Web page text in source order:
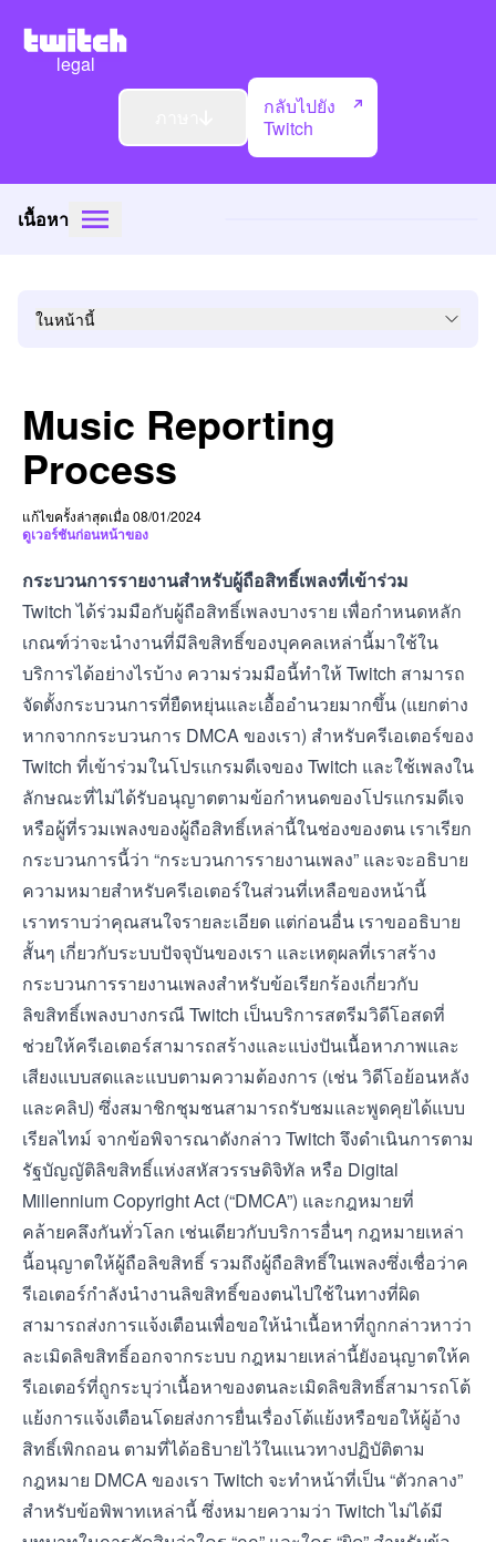
legal
กลับไปยัง
Twitch
เนื้อหา
Music Reporting
Process
ในหน้านี้
แก้ไขครั้งล่าสุดเมื่อ 08/01/2024
ดูเวอร์ชันก่อนหน้าของ
กระบวนการรายงานสำหรับผู้ถือสิทธิ์เพลงที่เข้าร่วม
Twitch ได้ร่วมมือกับผู้ถือสิทธิ์เพลงบางราย เพื่อกำหนดหลัก
เกณฑ์ว่าจะนำงานที่มีลิขสิทธิ์ของบุคคลเหล่านี้มาใช้ใน
บริการได้อย่างไรบ้าง ความร่วมมือนี้ทำให้ Twitch สามารถ
จัดตั้งกระบวนการที่ยืดหยุ่นและเอื้ออำนวยมากขึ้น (แยกต่าง
หากจากกระบวนการ DMCA ของเรา) สำหรับครีเอเตอร์ของ
Twitch ที่เข้าร่วมในโปรแกรมดีเจของ Twitch และใช้เพลงใน
ลักษณะที่ไม่ได้รับอนุญาตตามข้อกำหนดของโปรแกรมดีเจ
หรือผู้ที่รวมเพลงของผู้ถือสิทธิ์เหล่านี้ในช่องของตน เราเรียก
กระบวนการนี้ว่า “กระบวนการรายงานเพลง” และจะอธิบาย
ความหมายสำหรับครีเอเตอร์ในส่วนที่เหลือของหน้านี้
เราทราบว่าคุณสนใจรายละเอียด แต่ก่อนอื่น เราขออธิบาย
สั้นๆ เกี่ยวกับระบบปัจจุบันของเรา และเหตุผลที่เราสร้าง
กระบวนการรายงานเพลงสำหรับข้อเรียกร้องเกี่ยวกับ
ลิขสิทธิ์เพลงบางกรณี Twitch เป็นบริการสตรีมวิดีโอสดที่
ช่วยให้ครีเอเตอร์สามารถสร้างและแบ่งปันเนื้อหาภาพและ
เสียงแบบสดและแบบตามความต้องการ (เช่น วิดีโอย้อนหลัง
และคลิป) ซึ่งสมาชิกชุมชนสามารถรับชมและพูดคุยได้แบบ
เรียลไทม์ จากข้อพิจารณาดังกล่าว Twitch จึงดำเนินการตาม
รัฐบัญญัติลิขสิทธิ์แห่งสหัสวรรษดิจิทัล หรือ Digital
Millennium Copyright Act (“DMCA”) และกฎหมายที่
คล้ายคลึงกันทั่วโลก เช่นเดียวกับบริการอื่นๆ กฎหมายเหล่า
นี้อนุญาตให้ผู้ถือลิขสิทธิ์ รวมถึงผู้ถือสิทธิ์ในเพลงซึ่งเชื่อว่าค
รีเอเตอร์กำลังนำงานลิขสิทธิ์ของตนไปใช้ในทางที่ผิด
สามารถส่งการแจ้งเตือนเพื่อขอให้นำเนื้อหาที่ถูกกล่าวหาว่า
ละเมิดลิขสิทธิ์ออกจากระบบ กฎหมายเหล่านี้ยังอนุญาตให้ค
รีเอเตอร์ที่ถูกระบุว่าเนื้อหาของตนละเมิดลิขสิทธิ์สามารถโต้
แย้งการแจ้งเตือนโดยส่งการยื่นเรื่องโต้แย้งหรือขอให้ผู้อ้าง
สิทธิ์เพิกถอน ตามที่ได้อธิบายไว้ในแนวทางปฏิบัติตาม
กฎหมาย DMCAของเรา Twitch จะทำหน้าที่เป็น “ตัวกลาง”
สำหรับข้อพิพาทเหล่านี้ ซึ่งหมายความว่า Twitch ไม่ได้มี